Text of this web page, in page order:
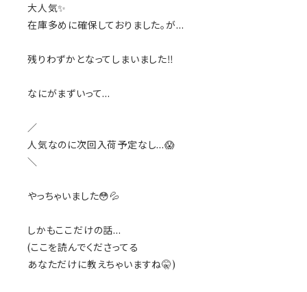
大人気✨
在庫多めに確保しておりました。が…
残りわずかとなってしまいました‼️
なにがまずいって…
／
人気なのに次回入荷予定なし…😱
＼
やっちゃいました😳💦
しかもここだけの話…
(ここを読んでくださってる
あなただけに教えちゃいますね🤫)